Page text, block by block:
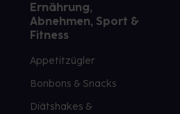
Ernährung,
Abnehmen, Sport &
Fitness
Appetitzügler
Bonbons & Snacks
Diätshakes &